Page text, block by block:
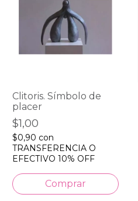
Clitoris. Símbolo de
placer
$1,00
$0,90 con
TRANSFERENCIA O
EFECTIVO 10% OFF